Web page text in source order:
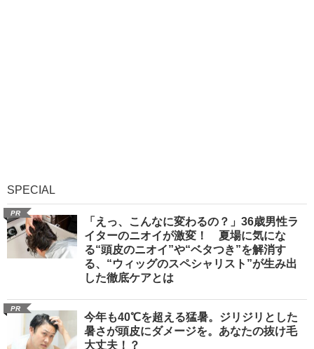
SPECIAL
PR
「えっ、こんなに変わるの？」36歳男性ラ
イターのニオイが激変！ 夏場に気にな
る“頭皮のニオイ”や“ベタつき”を解消す
る、“ウィッグのスペシャリスト”が生み出
した徹底ケアとは
PR
今年も40℃を超える猛暑。ジリジリとした
暑さが頭皮にダメージを。あなたの抜け毛
大丈夫！？